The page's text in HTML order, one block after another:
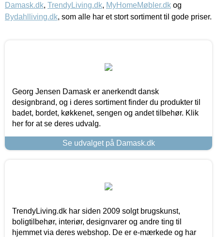
Damask.dk, TrendyLiving.dk, MyHomeMøbler.dk og
Bydahlliving.dk, som alle har et stort sortiment til gode priser.
Georg Jensen Damask er anerkendt dansk
designbrand, og i deres sortiment finder du produkter til
badet, bordet, køkkenet, sengen og andet tilbehør. Klik
her for at se deres udvalg.
Se udvalget på Damask.dk
TrendyLiving.dk har siden 2009 solgt brugskunst,
boligtilbehør, interiør, designvarer og andre ting til
hjemmet via deres webshop. De er e-mærkede og har